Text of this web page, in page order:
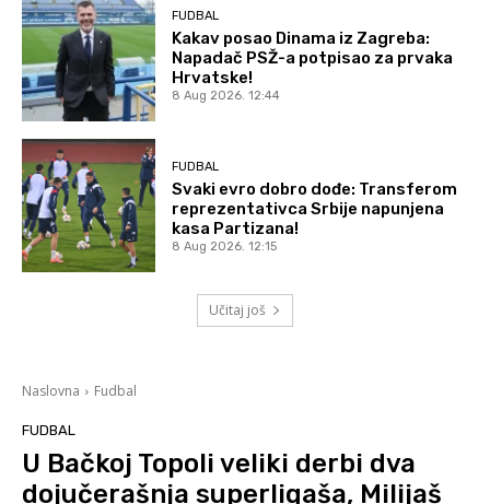
FUDBAL
Kakav posao Dinama iz Zagreba:
Napadač PSŽ-a potpisao za prvaka
Hrvatske!
8 Aug 2026. 12:44
FUDBAL
Svaki evro dobro dođe: Transferom
reprezentativca Srbije napunjena
kasa Partizana!
8 Aug 2026. 12:15
Učitaj još